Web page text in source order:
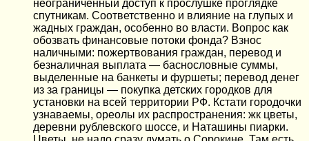
неограниченный доступ к прослушке проглядке
спутникам. Соответственно и влияние на глупых и
жадных граждан, особенно во власти. Вопрос как
обозвать финансовые потоки фонда? Взнос
наличными: пожертвования граждан, перевод и
безналичная выплата — баснословные суммы,
выделенные на банкеты и фуршеты; перевод денег
из за границы — покупка детских городков для
установки на всей территории РФ. Кстати городочки
узнаваемы, ореолы их распространения: жк цветы,
деревни рублевского шоссе, и Наташины пиарки.